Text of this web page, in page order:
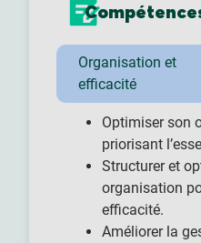
Organisation et
efficacité
Optimiser son
priorisant
Structurer et
organisation
efficacité.
Améliorer la